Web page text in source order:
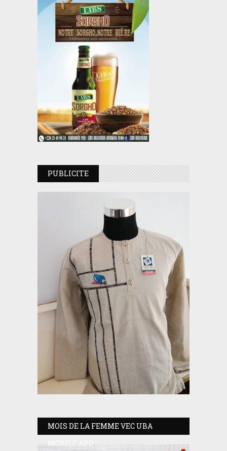
PUBLICITE
MOIS DE LA FEMME VEC UBA
MOBILE APP